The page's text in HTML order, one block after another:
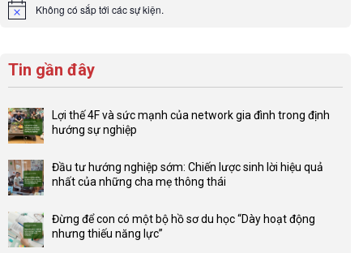
Notice Không có sắp tới các sự kiện.
Tin gần đây
Lợi thế 4F và sức mạnh của network gia đình trong định
hướng sự nghiệp
có
bình
luận
Lợi
thế
Đầu tư hướng nghiệp sớm: Chiến lược sinh lời hiệu quả
nhất của những cha mẹ thông thái
bình
luận
Đừng để con có một bộ hồ sơ du học “Dày hoạt động
nhưng thiếu năng lực”